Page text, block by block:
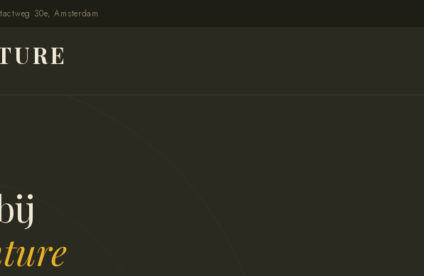
30e, Amsterdam